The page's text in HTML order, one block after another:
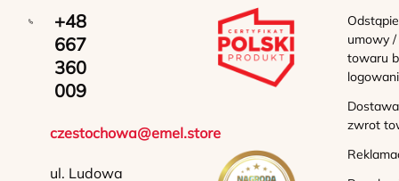
+48
667
360
009
czestochowa@emel.store
ul. Ludowa
umowy
towaru
zwrot